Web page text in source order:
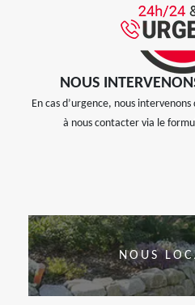
NOUS
En cas d’urgence, nous
à nous contacter via le
NOUS